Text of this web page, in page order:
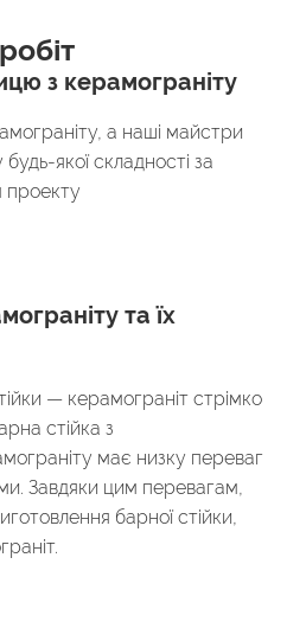
з керамограніту
а наші майстри
якої складності за
проекту
та їх
— керамограніт стрімко
стійка з
має низку переваг
Завдяки цим перевагам,
барної стійки,